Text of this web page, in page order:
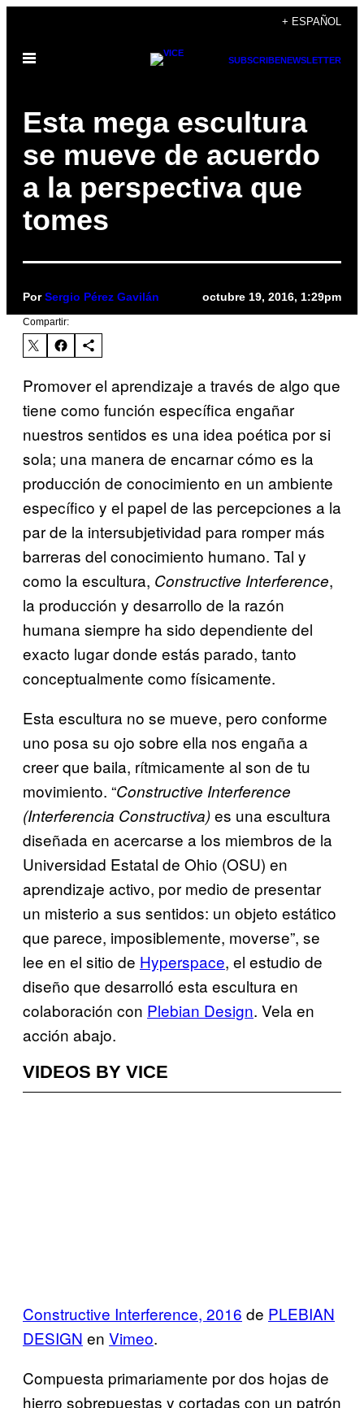
contenido
+ ESPAÑOL
Abrir
SUBSCRIBENEWSLETTER
Esta mega escultura
se mueve de acuerdo
a la perspectiva que
tomes
PorSergio Pérez Gavilán octubre 19, 2016, 1:29pm
Compartir:
Promover el aprendizaje a través de algo que
tiene como función específica engañar
nuestros sentidos es una idea poética por si
sola; una manera de encarnar cómo es la
producción de conocimiento en un ambiente
específico y el papel de las percepciones a la
par de la intersubjetividad para romper más
barreras del conocimiento humano. Tal y
como la escultura, Constructive Interference,
la producción y desarrollo de la razón
humana siempre ha sido dependiente del
exacto lugar donde estás parado, tanto
conceptualmente como físicamente.
Esta escultura no se mueve, pero conforme
uno posa su ojo sobre ella nos engaña a
creer que baila, rítmicamente al son de tu
movimiento. “Constructive Interference
(Interferencia Constructiva)es una escultura
diseñada en acercarse a los miembros de la
Universidad Estatal de Ohio (OSU) en
aprendizaje activo, por medio de presentar
un misterio a sus sentidos: un objeto estático
que parece, imposiblemente, moverse”, se
lee en el sitio de Hyperspace, el estudio de
diseño que desarrolló esta escultura en
colaboración con Plebian Design. Vela en
acción abajo.
VIDEOS BY VICE
Constructive Interference, 2016 de PLEBIAN
DESIGN en Vimeo.
Compuesta primariamente por dos hojas de
hierro sobrepuestas y cortadas con un patrón